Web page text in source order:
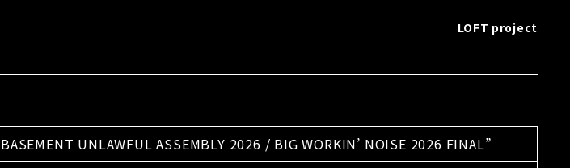
LOFT project
BASEMENT UNLAWFUL ASSEMBLY 2026 / BIG WORKIN’ NOISE 2026 FINAL”